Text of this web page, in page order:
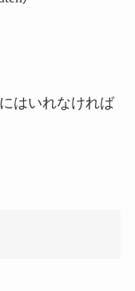
はいれなければ